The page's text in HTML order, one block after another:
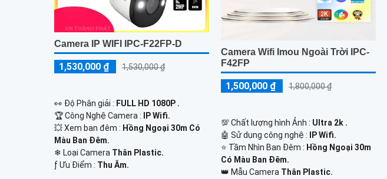
Camera IP WIFI IPC-F22FP-D
1,530,000 ₫ 1,530,000 ₫
️👀 Độ Phân giải : FULL HD 1080P .
🏆 Công Nghệ Camera :
IP Wifi.
💥 Xem ban đêm : Hồng Ngoại 30m Có
Màu Ban Đêm.
❄ Loại Camera Thân Plastic.
️ƒ Ưu Điểm : Thu Âm.
Camera Wifi Imou Ngoài Trời IPC-
F42FP
1,500,000 ₫ 1,800,000 ₫
💯 Chất lượng hình Ảnh : Ultra 2k .
🤖️ Sử dụng công nghệ :
IP Wifi.
⭐ Tầm Nhìn Ban Đêm : Hồng Ngoại 30m
Có Màu Ban Đêm.
👑 Mẫu Camera Thân Plastic.